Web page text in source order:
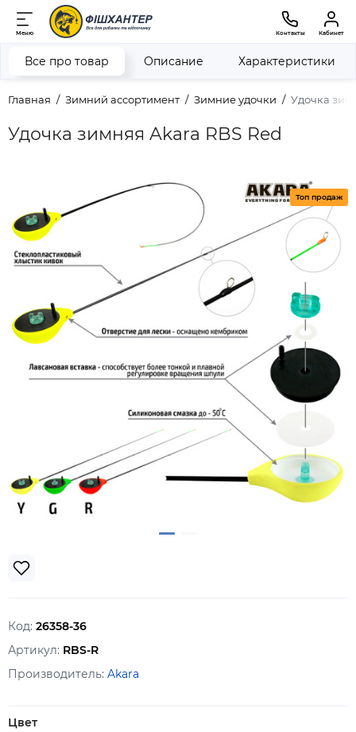
Меню Контакты Кабинет
Главная Зимний ассортимент Зимние удочки Удочка
Удочка зимняя Akara RBS Red
Все про товар Описание Характеристики
Топ продаж
Код: 26358-36
Артикул: RBS-R
Производитель: Akara
Цвет